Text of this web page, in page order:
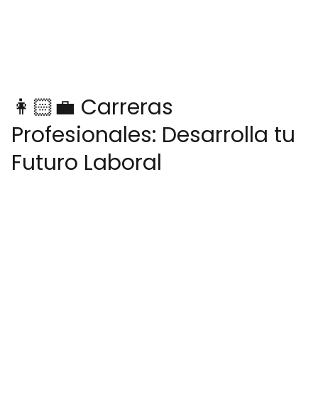
👩🏻‍💼 Carreras
Profesionales: Desarrolla tu
Futuro Laboral